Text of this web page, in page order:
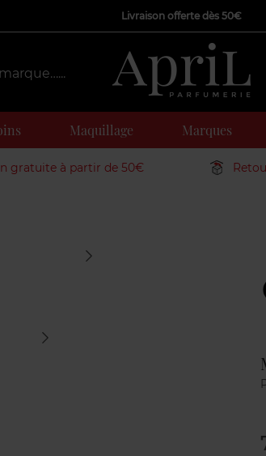
Livraison offerte dès 50€
Maquillage Marques
gratuite à partir de 50€